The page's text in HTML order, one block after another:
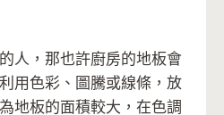
人，那也許廚房的地板會
用色彩、圖騰或線條，放
地板的面積較大，在色調